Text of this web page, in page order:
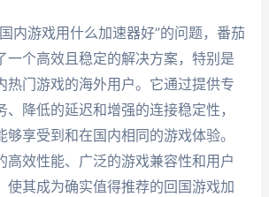
内游戏用什么加速器好”的问题，番茄
一个高效且稳定的解决方案，特别是
热门游戏的海外用户。它通过提供专
、降低的延迟和增强的连接稳定性，
享受到和在国内相同的游戏体验。
高效性能、广泛的游戏兼容性和用户
使其成为确实值得推荐的回国游戏加